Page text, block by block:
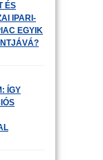
ÉS
IPARI-
EGYIK
ÍGY